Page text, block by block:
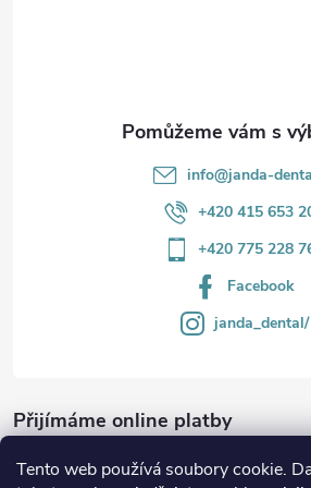
Tento web používá soubory cookie.
info@janda-
+420 415 653
+420 775 228
Facebook
janda_dental/
Přijímáme online platby